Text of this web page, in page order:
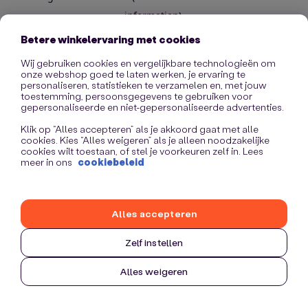
information).
Betere winkelervaring met cookies
Wij gebruiken cookies en vergelijkbare technologieën om
onze webshop goed te laten werken, je ervaring te
personaliseren, statistieken te verzamelen en, met jouw
toestemming, persoonsgegevens te gebruiken voor
gepersonaliseerde en niet-gepersonaliseerde advertenties.
Klik op “Alles accepteren” als je akkoord gaat met alle
cookies. Kies “Alles weigeren” als je alleen noodzakelijke
cookies wilt toestaan, of stel je voorkeuren zelf in. Lees
meer in ons cookiebeleid
Zelf instellen
Alles weigeren
Alles accepteren